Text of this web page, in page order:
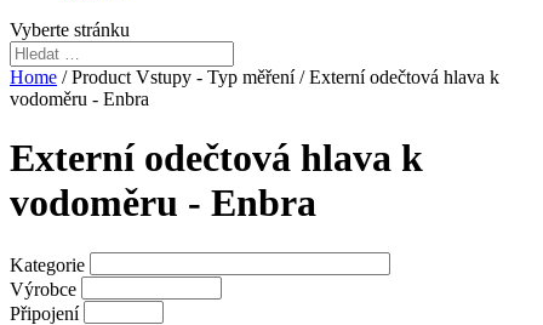
Vyberte stránku
Home / Product Vstupy - Typ měření / Externí odečtová hlava k
vodoměru - Enbra
Externí odečtová hlava k
vodoměru - Enbra
Kategorie
Výrobce
Připojení